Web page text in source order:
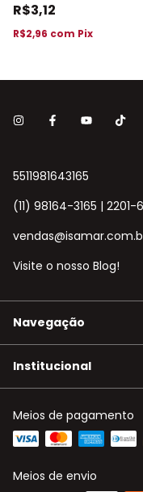
R$3,12
R$2,96 com Pix
5511981643165
(11) 98164-3165 | 2201-
Visite o nosso Blog!
Navegação
Institucional
Meios de pagamento
Meios de envio